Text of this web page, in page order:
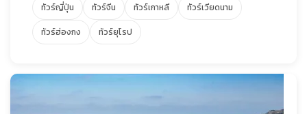
ทัวร์ญี่ปุ่น ทัวร์จีน ทัวร์เกาหลี
ทัวร์เวียดนาม
ทัวร์ฮ่องกง
ทัวร์ยุโรป